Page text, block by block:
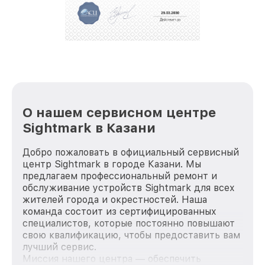
положительные отзывы и обрели отличную
репутацию. Мы постоянно совершенствуемся и
О нашем сервисном центре
Sightmark в Казани
Добро пожаловать в официальный сервисный
центр Sightmark в городе Казани. Мы
предлагаем профессиональный ремонт и
обслуживание устройств Sightmark для всех
жителей города и окрестностей. Наша
команда состоит из сертифицированных
специалистов, которые постоянно повышают
свою квалификацию, чтобы предоставить вам
лучший сервис.
Миссия нашего центра — обеспечить